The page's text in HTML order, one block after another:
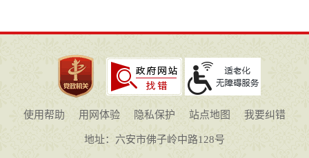
使用帮助 用网体验 隐私保护 站点地图 我要纠错
地址：六安市佛子岭中路128号